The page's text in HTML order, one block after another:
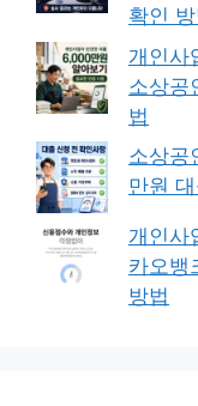
확인
개인사
소상공
법
소상공
만원
개인사
카오뱅
방법